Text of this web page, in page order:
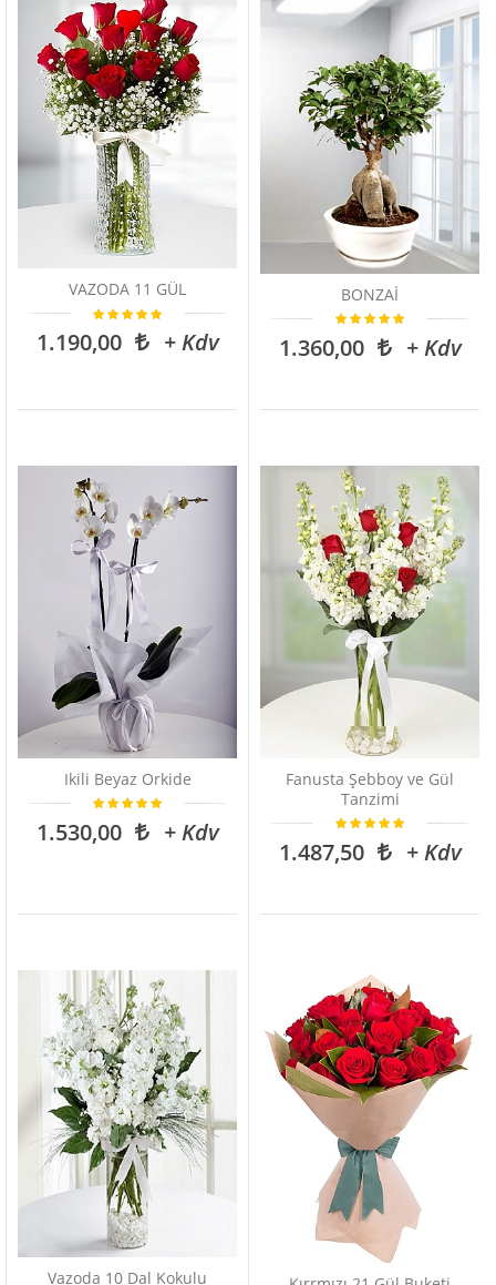
VAZODA 11 GÜL
1.190,00 + Kdv
BONZAİ
1.360,00 + Kdv
Ikili Beyaz Orkide
1.530,00 + Kdv
Fanusta Şebboy ve Gül
Tanzimi
1.487,50 + Kdv
Vazoda 10 Dal Kokulu